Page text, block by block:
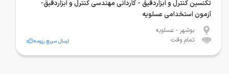
تکنسین کنترل و ابزاردقیق - کاردانی مهندسی کنترل و ابزاردقیق-
آزمون استخدامی عسلویه
بوشهر - عسلویه
تمام وقت
ارسال سریع رزومه